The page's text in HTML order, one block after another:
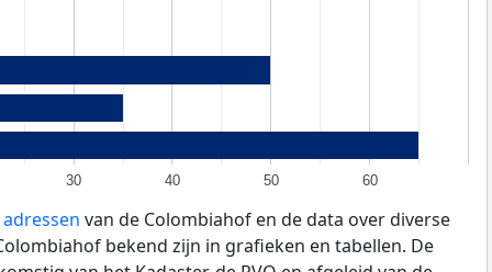
30 40 50 60
van de Colombiahof en de data over diverse
bekend zijn in grafieken en tabellen. De